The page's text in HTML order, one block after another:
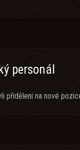
personál
přiděleni na nové